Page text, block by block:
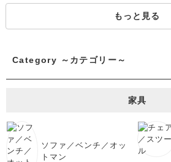
もっと見る
Category ～カテゴリー～
家具
ソファ／ベンチ／オッ
トマン